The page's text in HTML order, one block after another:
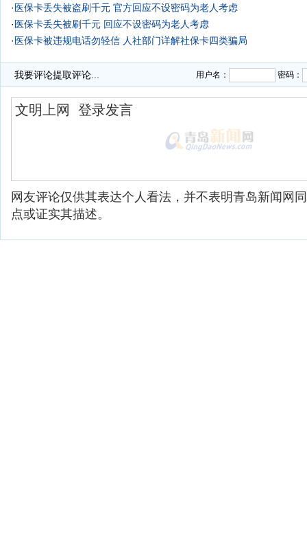
· 医保卡丢失被盗刷千元 官方回应不设密码为老人考虑
· 医保卡丢失被刷千元 回应不设密码为老人考虑
· 医保卡被违规电话勿轻信 人社部门详解社保卡四类骗局
我要评论提取评论... 用户名： 密码：
网友评论仅供其表达个人看法，并不表明青岛新闻网
点或证实其描述。